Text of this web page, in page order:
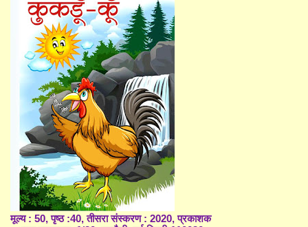
मूल्य : 50, पृष्ठ :40, तीसरा संस्करण : 2020, प्रकाशक